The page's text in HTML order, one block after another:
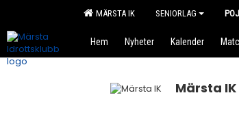
MÄRSTA IK SENIORLAG
Hem Nyheter Kalender
Märsta IK